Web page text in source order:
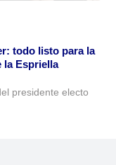
todo listo para la
la Espriella
presidente electo